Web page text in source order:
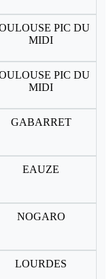
PIC DU
MIDI
PIC DU
MIDI
GABARRET
EAUZE
NOGARO
LOURDES